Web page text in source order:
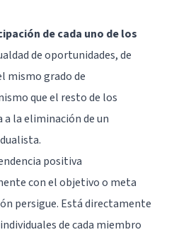
de cada uno de los
de oportunidades, de
mismo grado de
que el resto de los
a la eliminación de un
positiva
con el objetivo o meta
persigue. Está directamente
de cada miembro